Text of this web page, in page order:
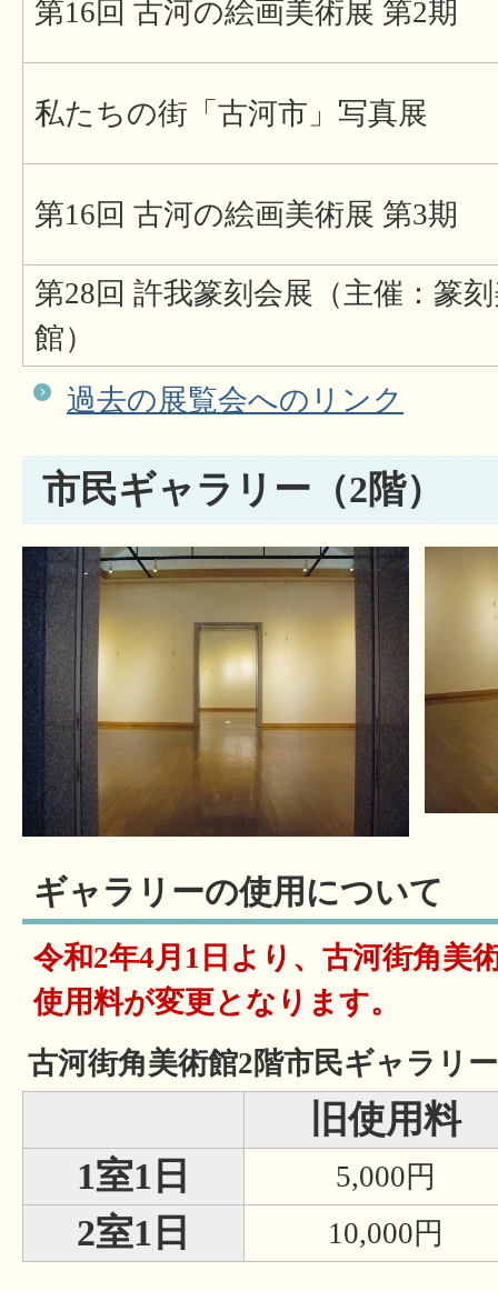
第16回 古河の絵画美術展 第2期
私たちの街「古河市」写真展
第16回 古河の絵画美術展 第3期
第28回 許我篆刻会展（主催：篆
館）
過去の展覧会へのリンク
市民ギャラリー（2階）
ギャラリーの使用について
令和2年4月1日より、古河街角美
使用料が変更となります。
古河街角美術館2階市民ギャラリ
旧使用料
1室1日
5,000円
2室1日 10,000円